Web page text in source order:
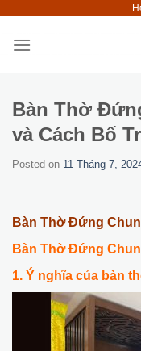
content
Bàn Thờ
và Cách Bố
Posted on 11 Tháng 7,
Bàn Thờ Đứng
Bàn Thờ Đứng
1. Ý nghĩa của bàn